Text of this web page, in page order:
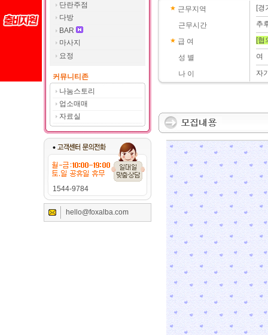
단란주점
다방
BAR
마사지
요정
커뮤니티존
나눔스토리
업소매매
자료실
1544-9784
hello@foxalba.com
근무지역
근무시간
급 여
성 별
나 이
[경
추
[협
여
자